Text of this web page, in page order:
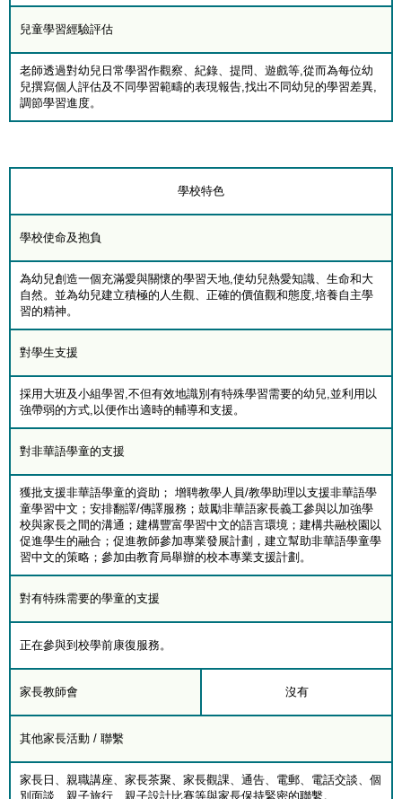
兒童學習經驗評估
老師透過對幼兒日常學習作觀察、紀錄、提問、遊戲等,從而為每位幼
兒撰寫個人評估及不同學習範疇的表現報告,找出不同幼兒的學習差異,
調節學習進度。
學校特色
學校使命及抱負
為幼兒創造一個充滿愛與關懷的學習天地,使幼兒熱愛知識、生命和大
自然。並為幼兒建立積極的人生觀、正確的價值觀和態度,培養自主學
習的精神。
對學生支援
採用大班及小組學習,不但有效地識別有特殊學習需要的幼兒,並利用以
強帶弱的方式,以便作出適時的輔導和支援。
對非華語學童的支援
獲批支援非華語學童的資助； 增聘教學人員/教學助理以支援非華語學
童學習中文；安排翻譯/傳譯服務；鼓勵非華語家長義工參與以加強學
校與家長之間的溝通；建構豐富學習中文的語言環境；建構共融校園以
促進學生的融合；促進教師參加專業發展計劃，建立幫助非華語學童學
習中文的策略；參加由教育局舉辦的校本專業支援計劃。
對有特殊需要的學童的支援
正在參與到校學前康復服務。
家長教師會 沒有
其他家長活動 / 聯繫
家長日、親職講座、家長茶聚、家長觀課、通告、電郵、電話交談、個
別面談、親子旅行、親子設計比賽等與家長保持緊密的聯繫。